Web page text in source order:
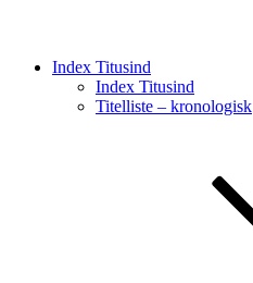
Index Titusind
Index Titusind
Titelliste – kronologisk